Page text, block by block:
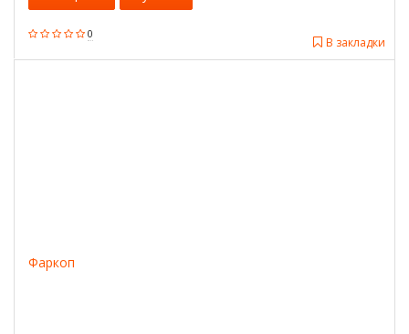
0
В закладки
Фаркоп